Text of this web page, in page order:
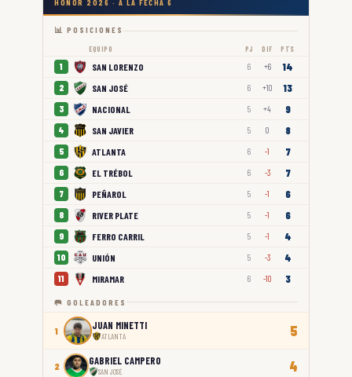
HONOR 2026 · A LA FECHA 6
📊 POSICIONES
EQUIPO PJ DIF PTS
1 SAN LORENZO 6 +6 14
2 SAN JOSÉ 6 +10 13
3 NACIONAL 5 +4 9
4 SAN JAVIER 5 0 8
5 ATLANTA 6 -1 7
6 EL TRÉBOL 6 -3 7
7 PEÑAROL 5 -1 6
8 RIVER PLATE 5 -1 6
9 FERRO CARRIL 5 -1 4
10 UNIÓN 5 -3 4
11 MIRAMAR 6 -10 3
🥅 GOLEADORES
1 JUAN MINETTI
ATLANTA 5
2 GABRIEL CAMPERO
SAN JOSÉ 4